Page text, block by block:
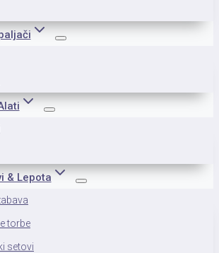
& Lepota
torbe
setovi